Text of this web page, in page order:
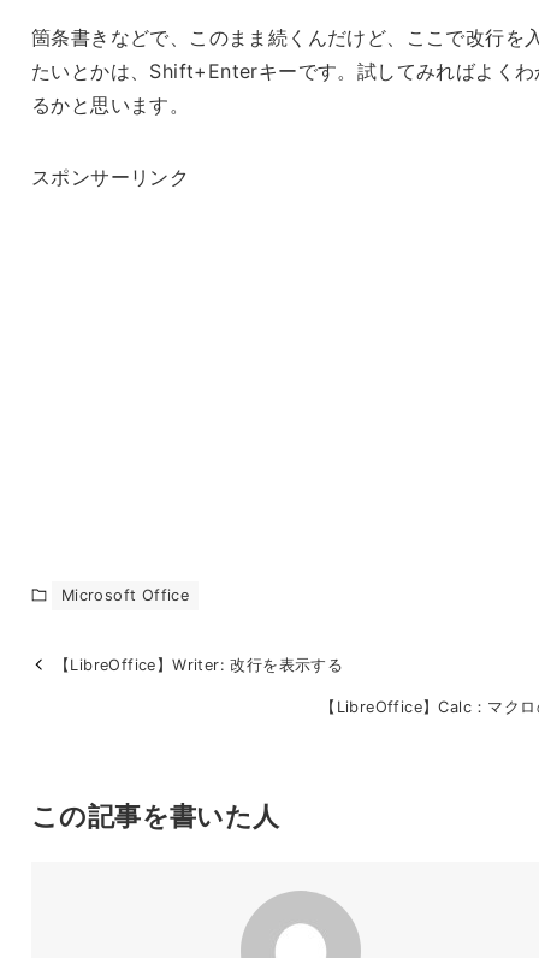
箇条書きなどで、このまま続くんだけど、ここで改行を
たいとかは、Shift+Enterキーです。試してみればよくわ
るかと思います。
スポンサーリンク
Microsoft Office
【LibreOffice】Writer: 改行を表示する
【LibreOffice】Calc：マク
この記事を書いた人